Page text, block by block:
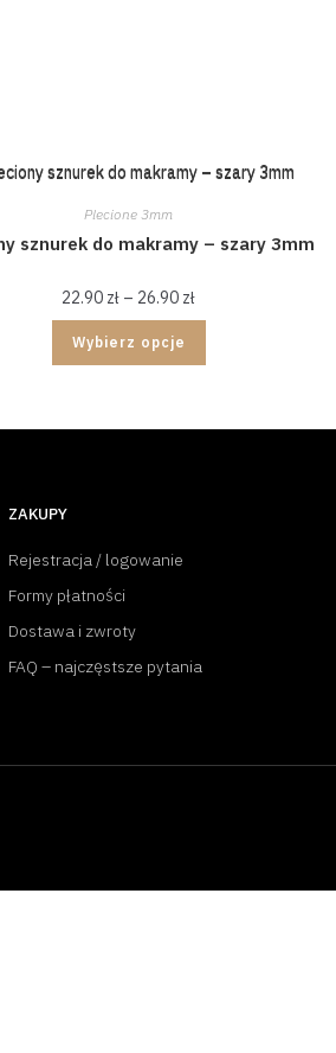
Plecione 3mm
sznurek do makramy – szary 3mm
22.90 zł – 26.90 zł
Wybierz opcje
ZAKUPY
Rejestracja / logowanie
Formy płatności
Dostawa i zwroty
FAQ – najczęstsze pytania